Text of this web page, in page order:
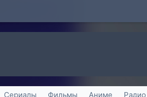
Сериалы Фильмы Аниме Радио